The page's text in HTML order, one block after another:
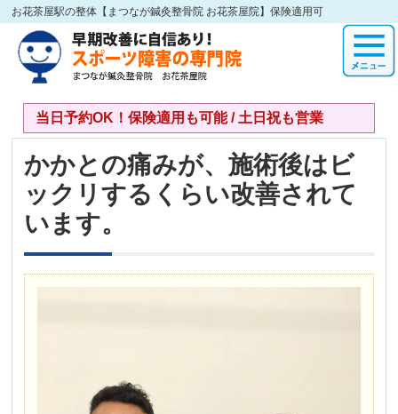
お花茶屋駅の整体【まつなが鍼灸整骨院 お花茶屋院】保険適用可
当日予約OK！保険適用も可能 / 土日祝も営業
かかとの痛みが、施術後はビ
ックリするくらい改善されて
います。